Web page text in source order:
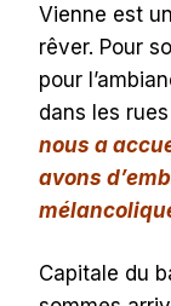
Vienne est
rêver. Pour
pour
dans les
nous a
avons
Capitale du